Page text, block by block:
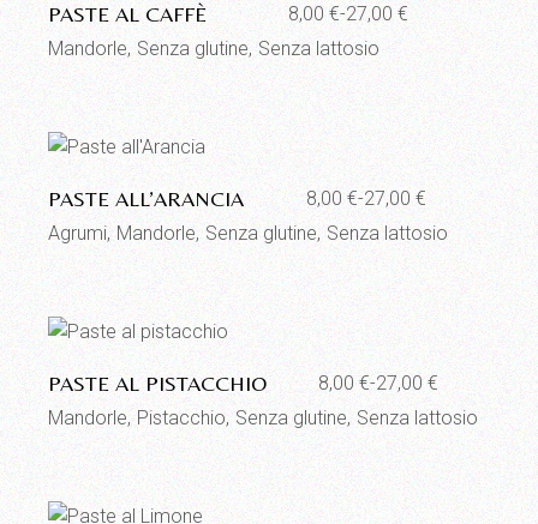
PASTE AL CAFFÈ 8,00€-27,00€
Fascia
di
prezzo:
da
8,00 €
a
27,00 €
Mandorle Senza glutine Senza lattosio
Aggiungi alla lista dei desideri
PASTE ALL’ARANCIA 8,00€-27,00€
Fascia
di
prezzo:
da
8,00 €
a
27,00 €
Agrumi Mandorle Senza glutine Senza lattosio
Aggiungi alla lista dei desideri
PASTE AL PISTACCHIO 8,00 €-27,00€
Fascia
di
prezzo:
da
8,00 €
a
27,00 €
Mandorle Pistacchio Senza glutine Senza lattosio
Aggiungi alla lista dei desideri